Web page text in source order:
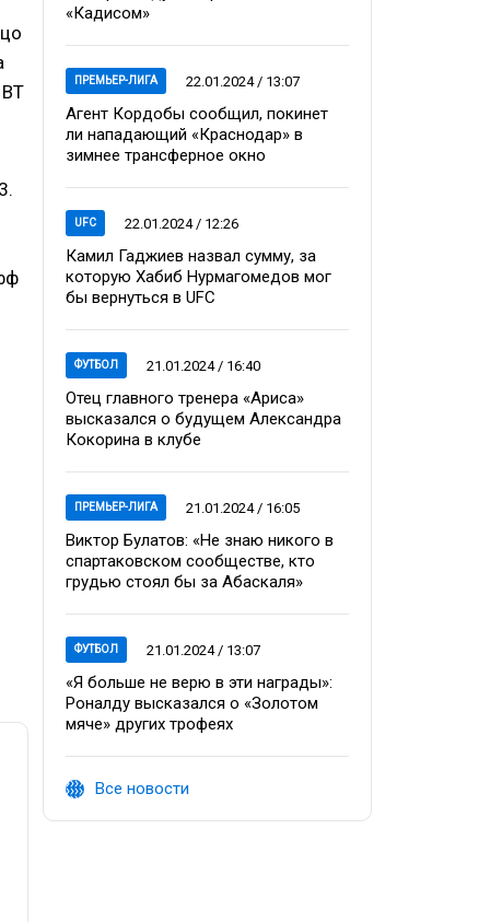
«Кадисом»
ПРЕМЬЕР-ЛИГА 22.01.2024 / 13:07
Агент Кордобы сообщил, покинет
ли нападающий «Краснодар» в
зимнее трансферное окно
UFC 22.01.2024 / 12:26
Камил Гаджиев назвал сумму, за
которую Хабиб Нурмагомедов мог
бы вернуться в UFC
ФУТБОЛ 21.01.2024 / 16:40
Отец главного тренера «Ариса»
высказался о будущем Александра
Кокорина в клубе
ПРЕМЬЕР-ЛИГА 21.01.2024 / 16:05
Виктор Булатов: «Не знаю никого в
спартаковском сообществе, кто
грудью стоял бы за Абаскаля»
ФУТБОЛ 21.01.2024 / 13:07
«Я больше не верю в эти награды»:
Роналду высказался о «Золотом
мяче» других трофеях
Все новости